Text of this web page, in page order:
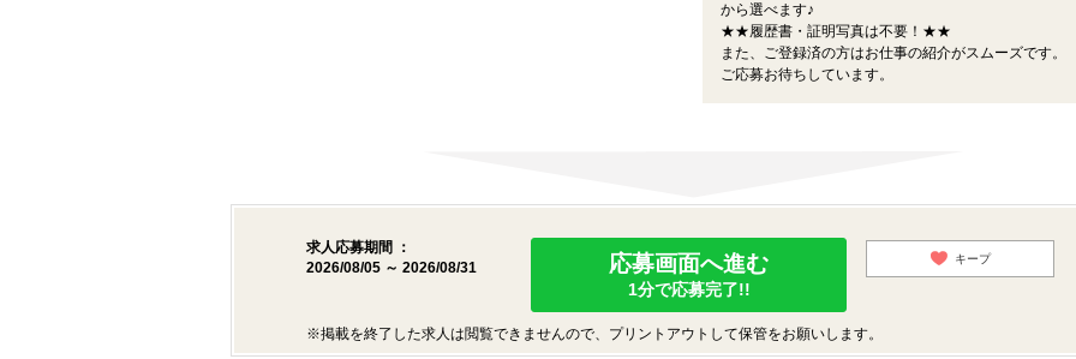
から選べます♪
★★履歴書・証明写真は不要！★★
また、ご登録済の方はお仕事の紹介がスムーズです。
ご応募お待ちしています。
求人応募期間 ：
2026/08/05 ～ 2026/08/31
応募画面へ進む
1分で応募完了!!
キープ
※掲載を終了した求人は閲覧できませんので、プリントアウトして保管をお願いします。